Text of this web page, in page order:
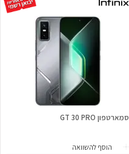
סמארטפון GT 30 PRO
הוסף להשוואה